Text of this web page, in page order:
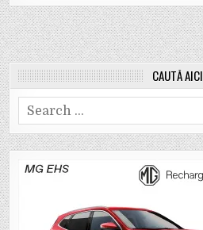
CAUTĂ AICI
Search
for: